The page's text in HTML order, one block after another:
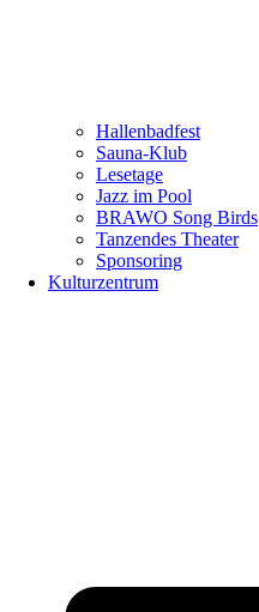
Hallenbadfest
Sauna-Klub
Lesetage
Jazz im Pool
BRAWO Song Birds
Tanzendes Theater
Sponsoring
Kulturzentrum